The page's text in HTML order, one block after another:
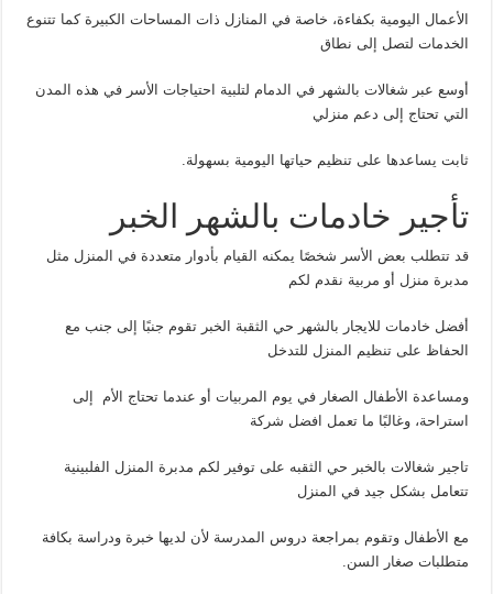
الأعمال اليومية بكفاءة، خاصة في المنازل ذات المساحات الكبيرة كما تتنوع
الخدمات لتصل إلى نطاق
أوسع عبر شغالات بالشهر في الدمام لتلبية احتياجات الأسر في هذه المدن
التي تحتاج إلى دعم منزلي
ثابت يساعدها على تنظيم حياتها اليومية بسهولة.
تأجير خادمات بالشهر الخبر
قد تتطلب بعض الأسر شخصًا يمكنه القيام بأدوار متعددة في المنزل مثل
مدبرة منزل أو مربية نقدم لكم
أفضل خادمات للايجار بالشهر حي الثقبة الخبر تقوم جنبًا إلى جنب مع
الحفاظ على تنظيم المنزل للتدخل
ومساعدة الأطفال الصغار في يوم المربيات أو عندما تحتاج الأم إلى
استراحة، وغالبًا ما تعمل افضل شركة
تاجير شغالات بالخبر حي الثقبه على توفير لكم مدبرة المنزل الفلبينية
تتعامل بشكل جيد في المنزل
مع الأطفال وتقوم بمراجعة دروس المدرسة لأن لديها خبرة ودراسة بكافة
متطلبات صغار السن.